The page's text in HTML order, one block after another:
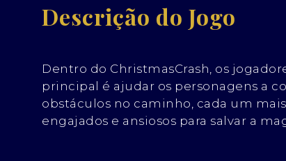
Descrição do Jogo
Dentro do ChristmasCrash, os
principal é ajudar os personagens a
obstáculos no caminho, cada um
engajados e ansiosos para salvar a